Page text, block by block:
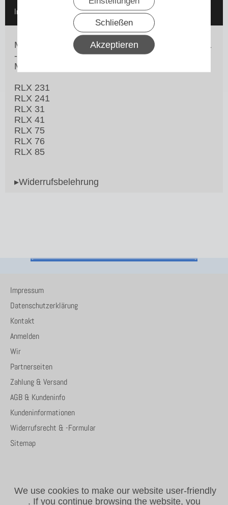
Schließen
Akzeptieren
In den Warenkorb
Magnetventil doppelt RLX23 - RLX 241 - RLX 31
- RLX 85 ...
Magnetventil für die Geräte:
RLX 231
RLX 241
RLX 31
RLX 41
RLX 75
RLX 76
RLX 85
▸Widerrufsbelehrung
Impressum
Datenschutzerklärung
Kontakt
Anmelden
Wir
Partnerseiten
Zahlung & Versand
AGB & Kundeninfo
Kundeninformationen
Widerrufsrecht & -Formular
Sitemap
We use cookies to make our website user-friendly
. If you continue browsing the website, you